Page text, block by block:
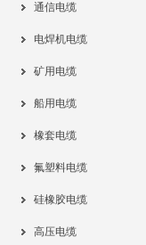
通信电缆
电焊机电缆
矿用电缆
船用电缆
橡套电缆
氟塑料电缆
硅橡胶电缆
高压电缆